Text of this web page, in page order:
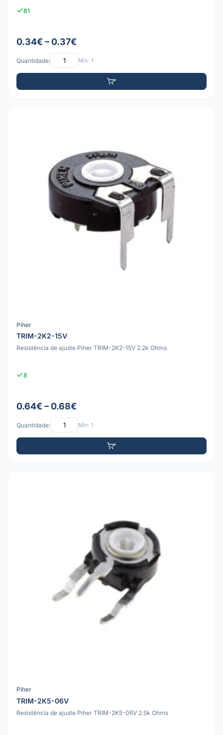
81
0.34€ – 0.37€
Quantidade: Mín: 1
Piher
TRIM-2K2-15V
Resistência de ajuste Piher TRIM-2K2-15V 2.2k Ohms
8
0.64€ – 0.68€
Quantidade: Mín: 1
Piher
TRIM-2K5-06V
Resistência de ajuste Piher TRIM-2K5-06V 2.5k Ohms